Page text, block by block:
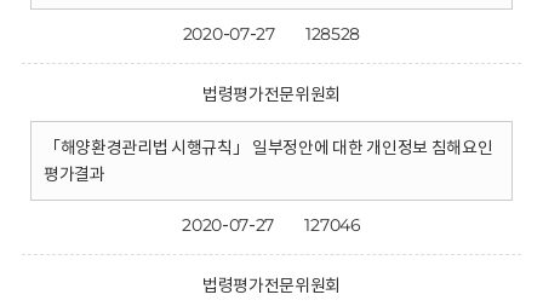
2020-07-27 128528
법령평가전문위원회
「해양환경관리법 시행규칙」 일부정안에 대한 개인정보 침해요인
평가결과
2020-07-27 127046
법령평가전문위원회